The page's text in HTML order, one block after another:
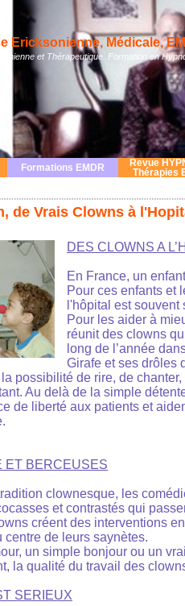
Ericksonienne, Médicale,
et Thérapeutique. Formation en
Formations EMDR
Revue
Thérapies
de Vrais Clowns à
DES CLOWNS A
En France, un
Pour ces enfants et
l'hôpital est souvent
Pour les aider à
réunit des clowns
long de l’année
Girafe et ses drôles
possibilité de rire, de
Au delà de la simple
de liberté aux patients et
ET BERCEUSES
clownesque, les
et contrastés qui
créent des interventions
centre de leurs saynètes.
un simple bonjour ou un
la qualité du travail des
SERIEUX